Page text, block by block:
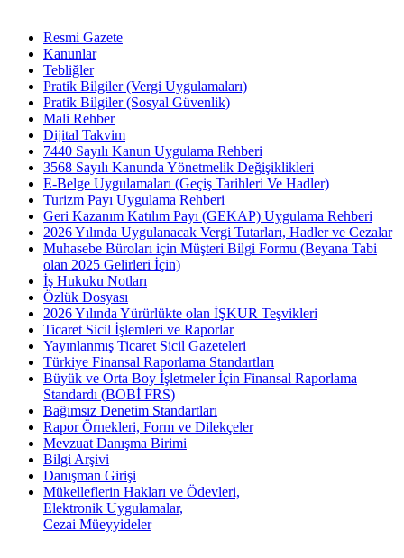
Resmi Gazete
Kanunlar
Tebliğler
Pratik Bilgiler (Vergi Uygulamaları)
Pratik Bilgiler (Sosyal Güvenlik)
Mali Rehber
Dijital Takvim
7440 Sayılı Kanun Uygulama Rehberi
3568 Sayılı Kanunda Yönetmelik Değişiklikleri
E-Belge Uygulamaları (Geçiş Tarihleri Ve Hadler)
Turizm Payı Uygulama Rehberi
Geri Kazanım Katılım Payı (GEKAP) Uygulama Rehberi
2026 Yılında Uygulanacak Vergi Tutarları, Hadler ve Cezalar
Muhasebe Büroları için Müşteri Bilgi Formu (Beyana Tabi
olan 2025 Gelirleri İçin)
İş Hukuku Notları
Özlük Dosyası
2026 Yılında Yürürlükte olan İŞKUR Teşvikleri
Ticaret Sicil İşlemleri ve Raporlar
Yayınlanmış Ticaret Sicil Gazeteleri
Türkiye Finansal Raporlama Standartları
Büyük ve Orta Boy İşletmeler İçin Finansal Raporlama
Standardı (BOBİ FRS)
Bağımsız Denetim Standartları
Rapor Örnekleri, Form ve Dilekçeler
Mevzuat Danışma Birimi
Bilgi Arşivi
Danışman Girişi
Mükelleflerin Hakları ve Ödevleri,
Elektronik Uygulamalar,
Cezai Müeyyideler